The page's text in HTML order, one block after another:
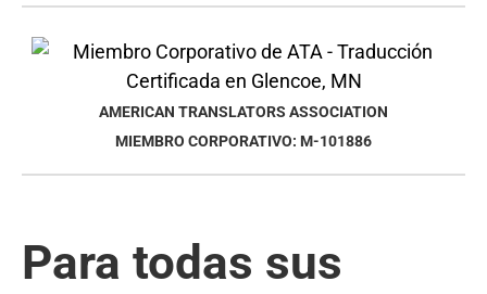
AMERICAN TRANSLATORS ASSOCIATION
MIEMBRO CORPORATIVO: M-101886
Para todas sus